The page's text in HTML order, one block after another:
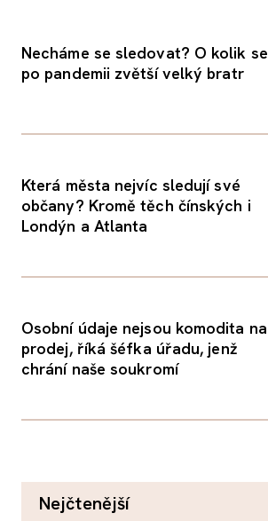
Necháme se sledovat? O kolik se
po pandemii zvětší velký bratr
Která města nejvíc sledují své
občany? Kromě těch čínských i
Londýn a Atlanta
Osobní údaje nejsou komodita na
prodej, říká šéfka úřadu, jenž
chrání naše soukromí
nejčtenější